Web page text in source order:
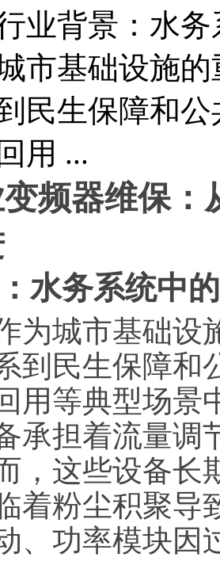
业背景：水
市基础设施
民生保障和
用 ...
频器维保：
水务系统中
为城市基础设
到民生保障和
用等典型场景
承担着流量调
，这些设备长
着粉尘积聚导
、功率模块因